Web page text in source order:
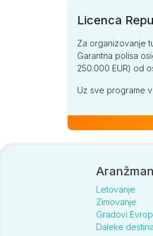
Licenca
Za organizovanje
Garantna polisa
250.000 EUR) od
Uz sve programe
Letovanje
Zimovanje
Gradovi
Daleke